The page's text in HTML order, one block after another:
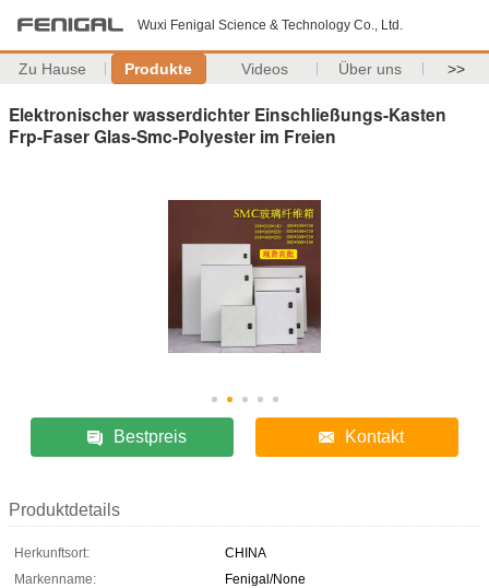
Wuxi Fenigal Science & Technology Co., Ltd.
Zu Hause Produkte Videos Über uns >>
Elektronischer wasserdichter Einschließungs-Kasten
Frp-Faser Glas-Smc-Polyester im Freien
Bestpreis Kontakt
Produktdetails
Herkunftsort:
CHINA
Markenname:
Fenigal/None